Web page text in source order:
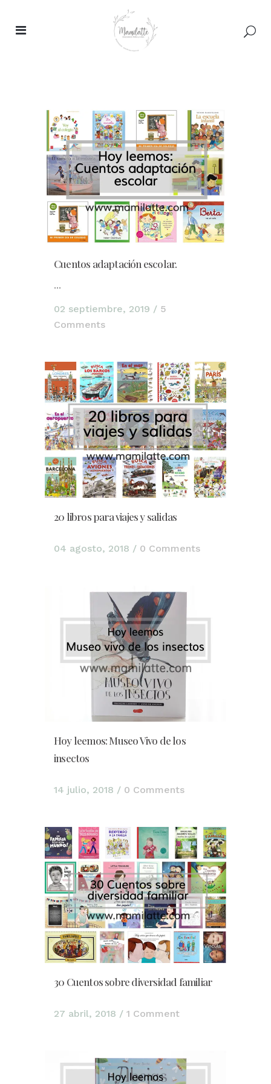
Cuentos adaptación escolar.
...
02 septiembre, 2019 / 5
Comments
20 libros para viajes y salidas
04 agosto, 2018 / 0 Comments
Hoy leemos: Museo Vivo de los
insectos
14 julio, 2018 / 0 Comments
30 Cuentos sobre diversidad familiar
27 abril, 2018 / 1 Comment